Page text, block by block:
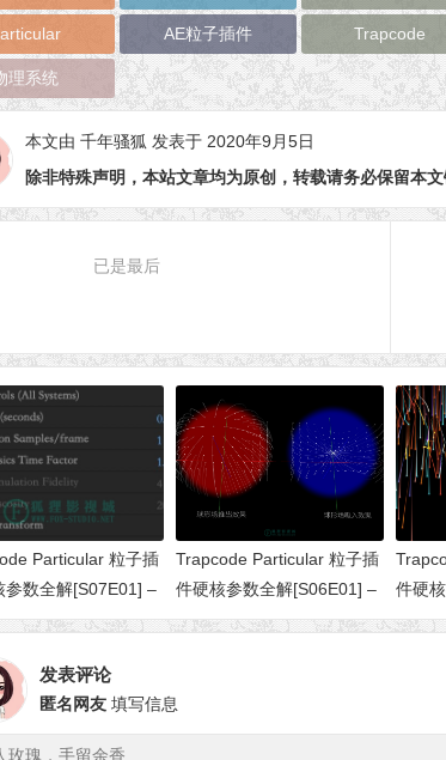
AE粒子插件 Trapcode
理系统
本文由千年骚狐 发表于 2020年9月5日
除非特殊声明，本站文章均为原创，转载请务必保留本
已是最后
Particular 粒子插
参数全解[S07E01] –
Controls（全局控
Trapcode Particular 粒子插
件硬核参数全解[S06E01] –
Fast Physics（快速物理）
件硬
发表评论
匿名网友 填写信息